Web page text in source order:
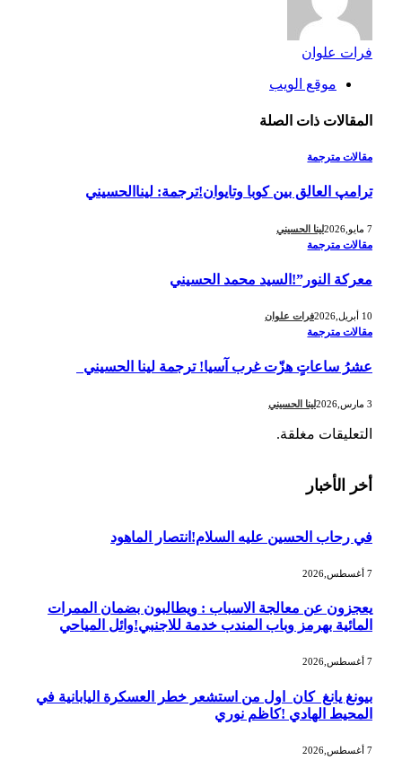
فرات علوان
موقع الويب
المقالاتذات الصلة
مقالات مترجمة
ترامپ العالق بين كوبا وتايوان!ترجمة: ليناالحسيني
لينا الحسيني
مقالات مترجمة
معركة النور”!السيد محمد الحسيني
10 أبريل,2026 فرات علوان
مقالات مترجمة
عشرُ ساعاتٍ هزّت غرب آسيا! ترجمة لينا الحسيني
لينا الحسيني
التعليقات مغلقة.
أخر الأخبار
في رحاب الحسين عليه السلام!انتصار الماهود
يعجزون عن معالجة الاسباب : ويطالبون بضمان الممرات
المائية بهرمز وباب المندب خدمة للاجنبي!وائل المياحي
بيونغ يانغ كان اول من استشعر خطر العسكرة اليابانية في
المحيط الهادي !كاظم نوري